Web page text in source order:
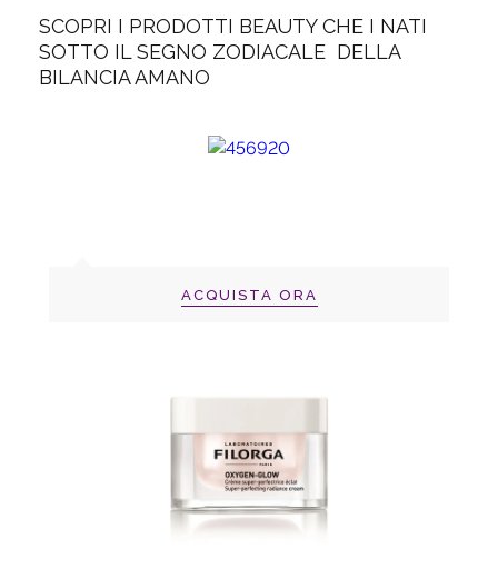
SCOPRI I PRODOTTI BEAUTY CHE I NATI
SOTTO IL SEGNO ZODIACALE DELLA
BILANCIA AMANO
ACQUISTA ORA